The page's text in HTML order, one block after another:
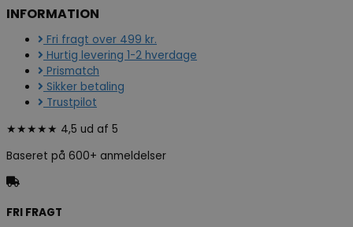
INFORMATION
Fri fragt over 499 kr.
Hurtig levering 1-2 hverdage
Prismatch
Sikker betaling
Trustpilot
★★★★★ 4,5 ud af 5
Baseret på 600+ anmeldelser
FRI FRAGT